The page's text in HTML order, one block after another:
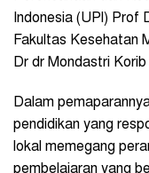
Indonesia (UPI) Prof
Fakultas Kesehatan
Dr dr Mondastri
Dalam
pendidikan yang
lokal memegang
pembelajaran yang